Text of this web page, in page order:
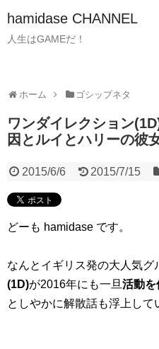
hamidase CHANNEL
人生はGAMEだ！
ホーム ゴシップネタ
ワンダイレクション
因とルイとハリーの彼
2015/6/6 2015/7/15
どーも hamidase です。
なんとイギリス発の大人気グ
(1D)が2016年にも一旦活動を
としやかに解散話も浮上して